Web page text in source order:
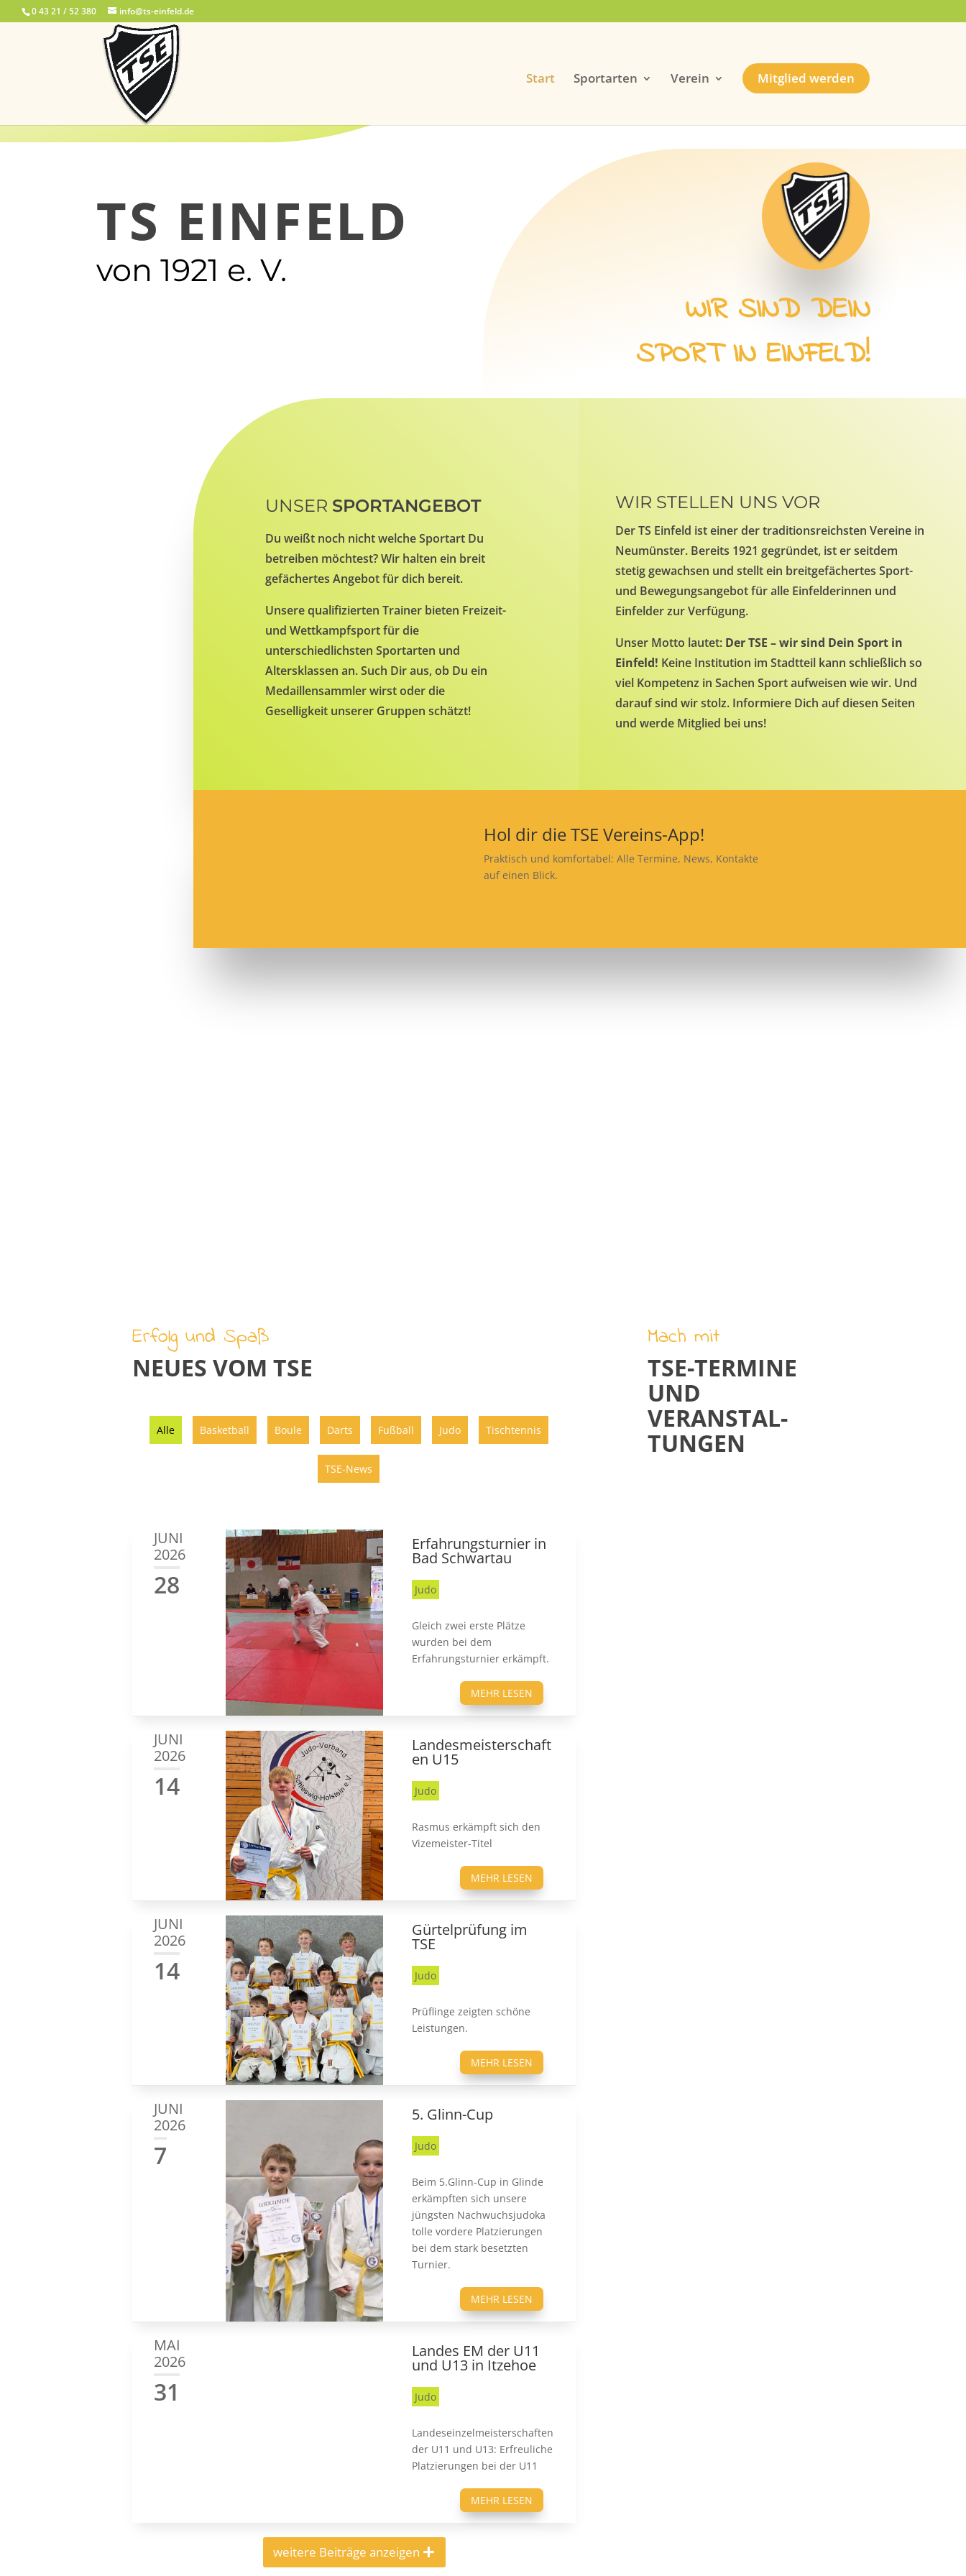
0 43 21 / 52 380 info@ts-einfeld.de
Start Sportarten Verein Mitglied werden
TS EINFELD
von 1921 e. V.
WIR SIND DEIN
SPORT IN EINFELD!
UNSER SPORTANGEBOT
Du weißt noch nicht welche Sportart Du
betreiben möchtest? Wir halten ein breit
gefächertes Angebot für dich bereit.
Unsere qualifizierten Trainer bieten Freizeit-
und Wettkampfsport für die
unterschiedlichsten Sportarten und
Altersklassen an. Such Dir aus, ob Du ein
Medaillensammler wirst oder die
Geselligkeit unserer Gruppen schätzt!
WIR STELLEN UNS VOR
Der TS Einfeld ist einer der traditionsreichsten Vereine in
Neumünster. Bereits 1921 gegründet, ist er seitdem
stetig gewachsen und stellt ein breitgefächertes Sport-
und Bewegungsangebot für alle Einfelderinnen und
Einfelder zur Verfügung.
Unser Motto lautet: Der TSE – wir sind Dein Sport in
Einfeld! Keine Institution im Stadtteil kann schließlich so
viel Kompetenz in Sachen Sport aufweisen wie wir. Und
darauf sind wir stolz. Informiere Dich auf diesen Seiten
und werde Mitglied bei uns!
Hol dir die TSE Vereins-App!
Praktisch und komfortabel: Alle Termine, News, Kontakte
auf einen Blick.
Erfolg und Spaß
NEUES VOM TSE
Alle Basketball Boule Darts Fußball Judo Tischtennis
TSE-News
JUNI
2026
28
Erfahrungsturnier in
Bad Schwartau
Judo
Gleich zwei erste Plätze
wurden bei dem
Erfahrungsturnier erkämpft.
MEHR LESEN
JUNI
2026
14
Landesmeisterschaft
en U15
Judo
Rasmus erkämpft sich den
Vizemeister-Titel
MEHR LESEN
JUNI
2026
14
Gürtelprüfung im
TSE
Judo
Prüflinge zeigten schöne
Leistungen.
MEHR LESEN
JUNI
2026
7
5. Glinn-Cup
Judo
Beim 5.Glinn-Cup in Glinde
erkämpften sich unsere
jüngsten Nachwuchsjudoka
tolle vordere Platzierungen
bei dem stark besetzten
Turnier.
MEHR LESEN
MAI
2026
31
Landes EM der U11
und U13 in Itzehoe
Judo
Landeseinzelmeisterschaften
der U11 und U13: Erfreuliche
Platzierungen bei der U11
MEHR LESEN
weitere Beiträge anzeigen
Mach mit
TSE-TERMINE
UND
VERANSTAL­
TUNGEN